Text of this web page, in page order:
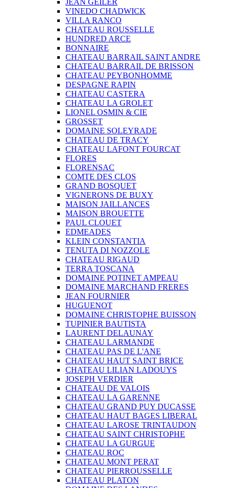
JEAN GEILER
VINEDO CHADWICK
VILLA RANCO
CHATEAU ROUSSELLE
HUNDRED ARCE
BONNAIRE
CHATEAU BARRAIL SAINT ANDRE
CHATEAU BARRAIL DE BRISSON
CHATEAU PEYBONHOMME
DESPAGNE RAPIN
CHATEAU CASTERA
CHATEAU LA GROLET
LIONEL OSMIN & CIE
GROSSET
DOMAINE SOLEYRADE
CHATEAU DE TRACY
CHATEAU LAFONT FOURCAT
FLORES
FLORENSAC
COMTE DES CLOS
GRAND BOSQUET
VIGNERONS DE BUXY
MAISON JAILLANCES
MAISON BROUETTE
PAUL CLOUET
EDMEADES
KLEIN CONSTANTIA
TENUTA DI NOZZOLE
CHATEAU RIGAUD
TERRA TOSCANA
DOMAINE POTINET AMPEAU
DOMAINE MARCHAND FRERES
JEAN FOURNIER
HUGUENOT
DOMAINE CHRISTOPHE BUISSON
TUPINIER BAUTISTA
LAURENT DELAUNAY
CHATEAU LARMANDE
CHATEAU PAS DE L'ANE
CHATEAU HAUT SAINT BRICE
CHATEAU LILIAN LADOUYS
JOSEPH VERDIER
CHATEAU DE VALOIS
CHATEAU LA GARENNE
CHATEAU GRAND PUY DUCASSE
CHATEAU HAUT BAGES LIBERAL
CHATEAU LAROSE TRINTAUDON
CHATEAU SAINT CHRISTOPHE
CHATEAU LA GURGUE
CHATEAU ROC
CHATEAU MONT PERAT
CHATEAU PIERROUSSELLE
CHATEAU PLATON